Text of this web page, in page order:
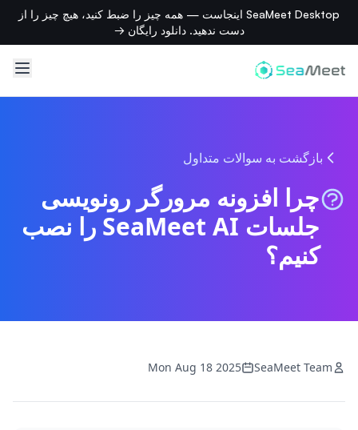
SeaMeet Desktop اینجاست — همه چیز را ضبط کنید، هیچ چیز را از
دست ندهید. دانلود رایگان →
بازگشت به سوالات متداول
چرا افزونه مرورگر رونویسی
جلسات SeaMeet AI را نصب
کنیم؟
SeaMeet Team
Mon Aug 18 2025